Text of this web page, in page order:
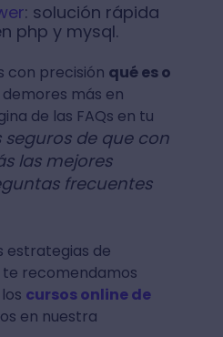
: solución rápida
php y mysql.
con precisión qué es o
demores más en
de las FAQs en tu
seguros de que con
las mejores
frecuentes
estrategias de
recomendamos
cursos online de
en nuestra